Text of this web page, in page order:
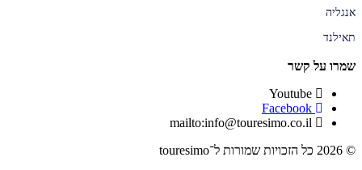
אנגליה
תאילנד
שמרו על קשר
Youtube
Facebook
mailto:info@touresimo.co.il
© 2026 כל הזכויות שמורות ל־touresimo